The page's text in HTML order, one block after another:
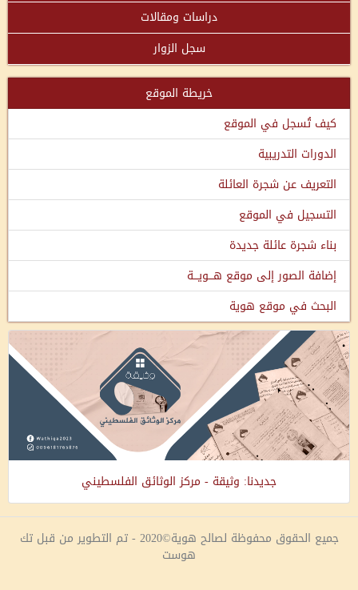
دراسات ومقالات
سجل الزوار
خريطة الموقع
كيف تُسجل في الموقع
الدورات التدريبية
التعريف عن شجرة العائلة
التسجيل في الموقع
بناء شجرة عائلة جديدة
إضافة الصور إلى موقع هـــويـــة
البحث في موقع هوية
جديدنا: وثيقة - مركز الوثائق الفلسطيني
جميع الحقوق محفوظة لصالح هوية©2020 - تم التطوير من قبل تك
هوست